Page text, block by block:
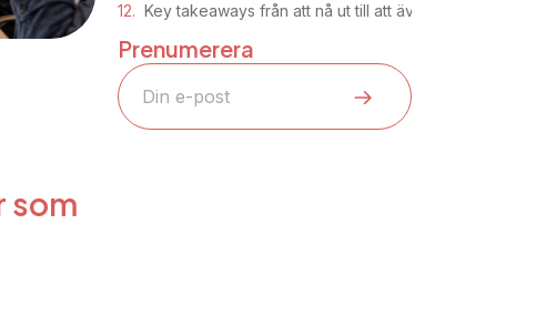
som
Key takeaways från att nå ut till att även nå in – nå
Prenumerera